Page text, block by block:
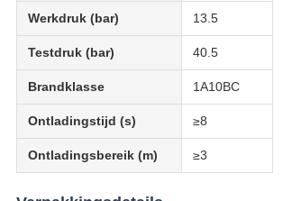
Werkdruk (bar) 13.5
Testdruk (bar) 40.5
Brandklasse 1A10BC
Ontladingstijd (s) ≥8
Ontladingsbereik (m) ≥3